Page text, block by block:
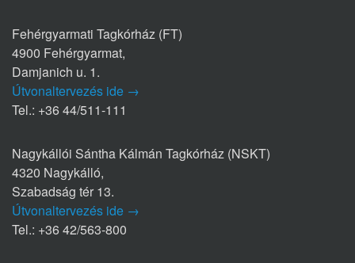
Fehérgyarmati Tagkórház (FT)
4900 Fehérgyarmat,
Damjanich u. 1.
Útvonaltervezés ide →
Tel.: +36 44/511-111
Nagykállói Sántha Kálmán Tagkórház (NSKT)
4320 Nagykálló,
Szabadság tér 13.
Útvonaltervezés ide →
Tel.: +36 42/563-800